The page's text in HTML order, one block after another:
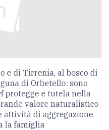
e di Tirrenia, al bosco di
di Orbetello: sono
protegge e tutela nella
valore naturalistico
attività di aggregazione
la famiglia